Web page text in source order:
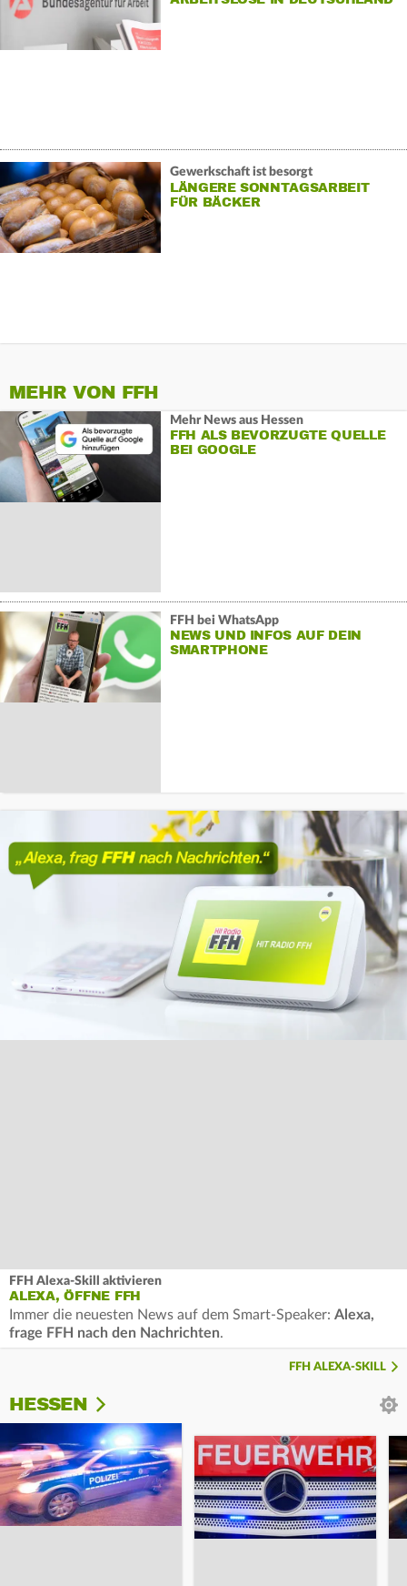
Gewerkschaft ist besorgt
LÄNGERE SONNTAGSARBEIT
FÜR BÄCKER
MEHR VON FFH
Mehr News aus Hessen
FFH ALS BEVORZUGTE QUELLE
BEI GOOGLE
FFH bei WhatsApp
NEWS UND INFOS AUF DEIN
SMARTPHONE
FFH Alexa-Skill aktivieren
ALEXA, ÖFFNE FFH
Immer die neuesten News auf dem Smart-Speaker: Alexa,
frage FFH nach den Nachrichten.
FFH ALEXA-SKILL
HESSEN